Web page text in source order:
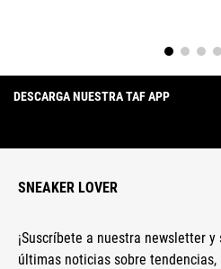
DESCARGA NUESTRA TAF APP
SNEAKER LOVER
¡Suscríbete a nuestra newsletter
últimas noticias sobre tendencias,